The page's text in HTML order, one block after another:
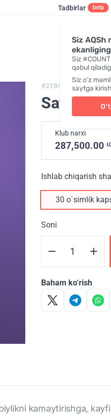
Siz AQSh
Siz
qabul
Siz o‘z
saytga
Tadbirlar beta
#2184, Safrino
Safrino
Klub narxi
287,500.00
Ishlab chiqarish
30 o`simlik
Soni
Baham ko‘rish
kamaytirishga,